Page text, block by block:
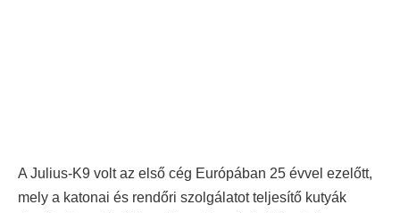
A Julius-K9 volt az első cég Európában 25 évvel ezelőtt,
mely a katonai és rendőri szolgálatot teljesítő kutyák